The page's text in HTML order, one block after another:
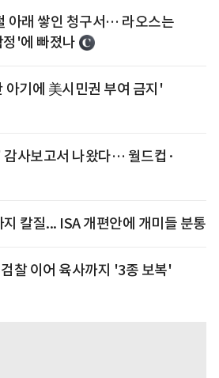
아래 쌓인 청구서… 라오스는
'에 빠졌나
아기에 美시민권 부여 금지'
사보고서 나왔다… 월드컵·
칼질... ISA 개편안에 개미들 분통
찰 이어 육사까지 '3종 보복'